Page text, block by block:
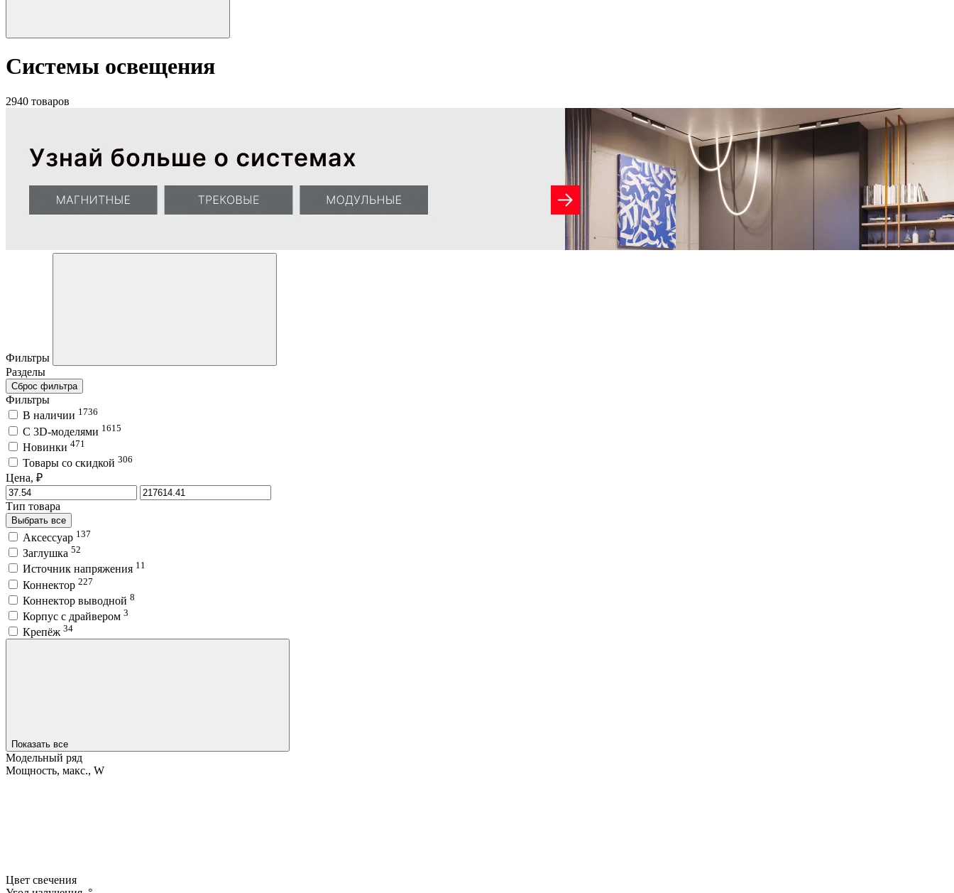
Системы освещения
2940 товаров
Фильтры
Разделы
Сброс фильтра
Фильтры
В наличии 1736
C 3D-моделями 1615
Новинки 471
Товары со скидкой 306
Цена, ₽
Тип товара
Выбрать все
Аксессуар 137
Заглушка 52
Источник напряжения 11
Коннектор 227
Коннектор выводной 8
Корпус с драйвером 3
Крепёж 34
Показать все
Модельный ряд
Мощность, макс., W
Цвет свечения